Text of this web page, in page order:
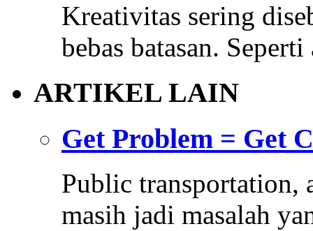
Kreativitas sering
bebas batasan.
ARTIKEL LAIN
Get Problem = Get
Public transportation,
masih jadi masalah